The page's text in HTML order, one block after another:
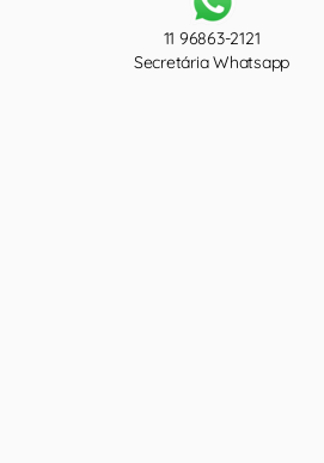
11 96863-2121
Secretária Whatsapp